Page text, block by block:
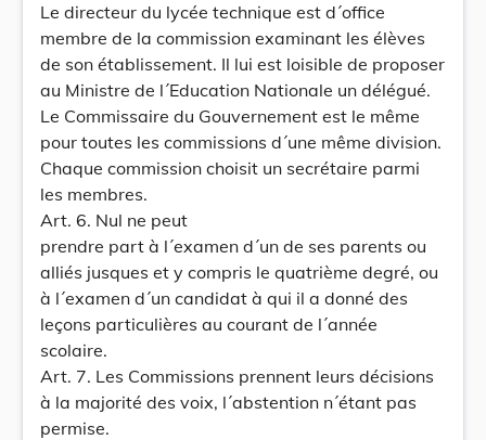
Le directeur du lycée technique est d´office
membre de la commission examinant les élèves
de son établissement. Il lui est loisible de proposer
au Ministre de l´Education Nationale un délégué.
Le Commissaire du Gouvernement est le même
pour toutes les commissions d´une même division.
Chaque commission choisit un secrétaire parmi
les membres.
Art. 6. Nul ne peut
prendre part à l´examen d´un de ses parents ou
alliés jusques et y compris le quatrième degré, ou
à l´examen d´un candidat à qui il a donné des
leçons particulières au courant de l´année
scolaire.
Art. 7. Les Commissions prennent leurs décisions
à la majorité des voix, l´abstention n´étant pas
permise.